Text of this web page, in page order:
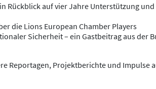
Rückblick auf vier Jahre Unterstützung
die Lions European Chamber Players
Sicherheit – ein Gastbeitrag aus der
Reportagen, Projektberichte und Impulse